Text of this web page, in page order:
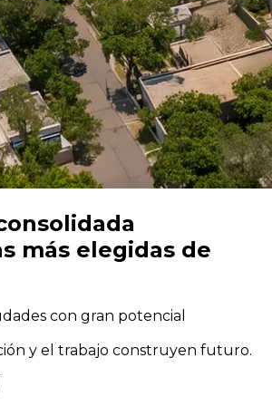
más elegidas de
con gran potencial
y el trabajo construyen futuro.